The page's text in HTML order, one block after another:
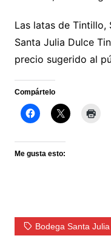
Las latas de Tintillo,
Santa Julia Dulce
precio sugerido al
Compártelo
Me gusta esto:
Bodega Santa Julia